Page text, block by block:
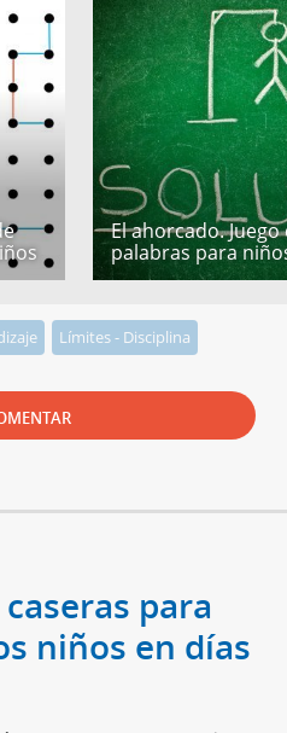
El ahorcado. Juego
palabras para
Límites - Disciplina
para
niños en días